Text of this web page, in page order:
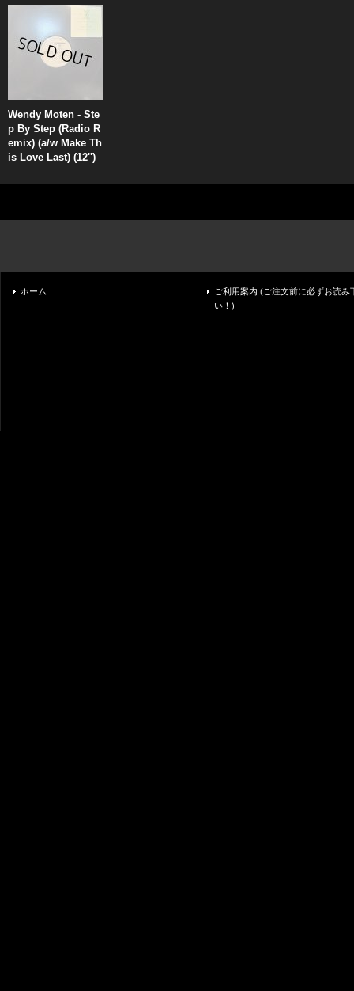
Wendy Moten - Ste
p By Step (Radio R
emix) (a/w Make Th
is Love Last) (12'')
ホーム
ご利用案内 (ご注文前に必ずお読み
い！)